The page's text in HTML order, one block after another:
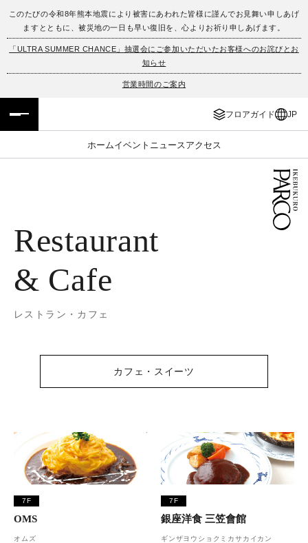
このたびの令和8年熊本地震により被害にあわれた皆様に謹んでお見舞い申しあげ
ますとともに、被災地の一日も早い復旧を、心よりお祈り申しあげます。
「ULTRA SUMMER CHANCE」抽選会にご参加いただいたお客様へのお詫びとお
知らせ
営業時間のご案内
フロアガイド JP
ホームイベント ニュース アクセス
フロアガイド
施設案内・アクセス
PARCOメンバーズ
JP
ENGLISH
繁体字
Restaurant
& Cafe
レストラン・カフェ
カフェ・スイーツ
7F
OMS
オムズ
7F
銀座洋食 三笠會館
ギンザヨウショクミカサカイカン